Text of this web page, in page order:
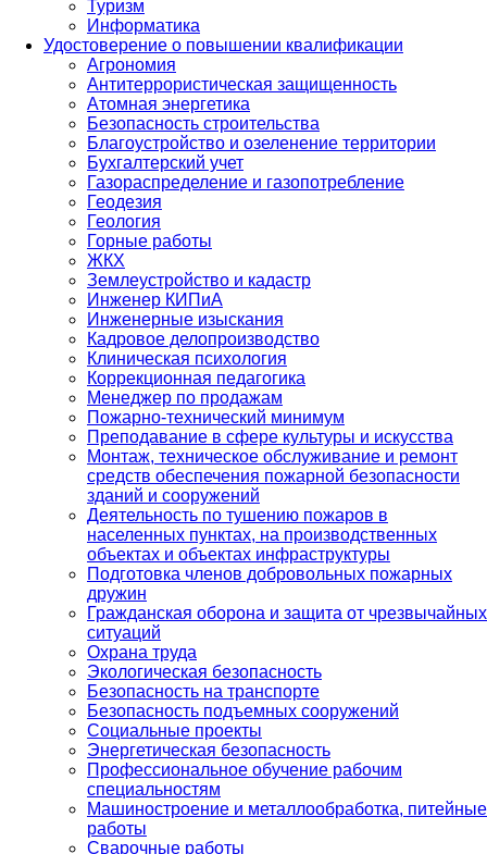
Туризм
Информатика
Удостоверение о повышении квалификации
Агрономия
Антитеррористическая защищенность
Атомная энергетика
Безопасность строительства
Благоустройство и озеленение территории
Бухгалтерский учет
Газораспределение и газопотребление
Геодезия
Геология
Горные работы
ЖКХ
Землеустройство и кадастр
Инженер КИПиА
Инженерные изыскания
Кадровое делопроизводство
Клиническая психология
Коррекционная педагогика
Менеджер по продажам
Пожарно-технический минимум
Преподавание в сфере культуры и искусства
Монтаж, техническое обслуживание и ремонт
средств обеспечения пожарной безопасности
зданий и сооружений
Деятельность по тушению пожаров в
населенных пунктах, на производственных
объектах и объектах инфраструктуры
Подготовка членов добровольных пожарных
дружин
Гражданская оборона и защита от чрезвычайных
ситуаций
Охрана труда
Экологическая безопасность
Безопасность на транспорте
Безопасность подъемных сооружений
Социальные проекты
Энергетическая безопасность
Профессиональное обучение рабочим
специальностям
Машиностроение и металлообработка, питейные
работы
Сварочные работы